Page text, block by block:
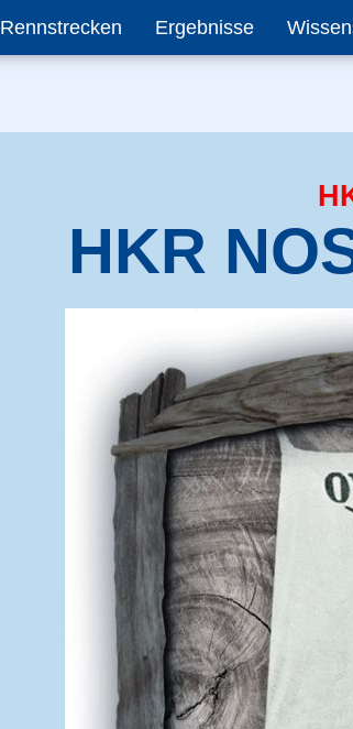
Rennstrecken Ergebnisse
HKR